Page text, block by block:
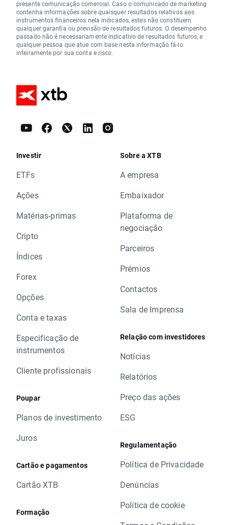
presente comunicação comercial. Caso o comunicado de marketing
contenha informações sobre quaisquer resultados relativos aos
instrumentos financeiros nela indicados, estes não constituem
qualquer garantia ou previsão de resultados futuros. O desempenho
passado não é necessariamente indicativo de resultados futuros, e
qualquer pessoa que atue com base nesta informação fá-lo
inteiramente por sua conta e risco.
Investir
ETFs
Ações
Matérias-primas
Cripto
Índices
Forex
Opções
Conta e taxas
Especificação de
instrumentos
Cliente profissionais
Poupar
Planos de investimento
Juros
Cartão e pagamentos
Cartão XTB
Formação
Sobre a XTB
A empresa
Embaixador
Plataforma de
negociação
Parceiros
Prémios
Contactos
Sala de Imprensa
Relação com investidores
Notícias
Relatórios
Preço das ações
ESG
Regulamentação
Política de Privacidade
Denúncias
Política de cookie